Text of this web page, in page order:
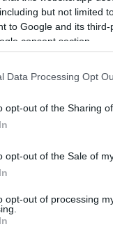
but not limited
to Google and its
consent section.
Data Processing Opt
opt-out of the Sharing
opt-out of the Sale of
opt-out of processing
cliccandoqui
nella sezione